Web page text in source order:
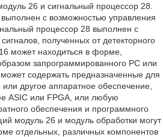
26 и сигнальный процессор 28.
с возможностью управления
процессор 28 выполнен с
полученных от детекторного
может находиться в форме,
запрограммированного PC или
содержать предназначенные для
другое аппаратное обеспечение,
ASIC или FPGA, или любую
обеспечения и программного
модуль 26 и модуль обработки могут
отдельных, различных компонентов